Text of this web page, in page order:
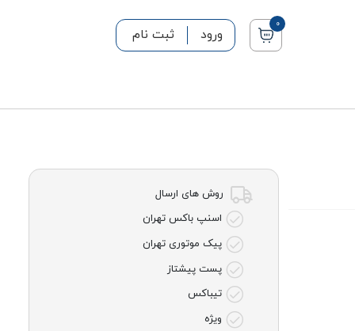
0
ورود ثبت نام
روش های ارسال
اسنپ باکس تهران
پیک موتوری تهران
پست پیشتاز
تیباکس
ویژه